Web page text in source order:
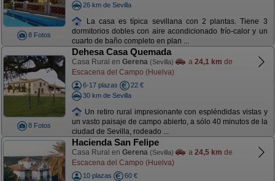
8 Fotos
26 km de Sevilla
La casa es típica sevillana con 2 plantas. Tiene 3
dormitorios dobles con aire acondicionado frío-calor y un
cuarto de baño completo en plan ...
8 Fotos
Dehesa Casa Quemada
Casa Rural en Gerena (Sevilla) a 24,1 km de
Escacena del Campo (Huelva)
6-17 plazas
22 €
30 km de Sevilla
Un retiro rural impresionante con espléndidas vistas y
un vasto paisaje de campo abierto, a sólo 40 minutos de la
ciudad de Sevilla, rodeado ...
Hacienda San Felipe
Casa Rural en Gerena (Sevilla) a 24,5 km de
Escacena del Campo (Huelva)
10 plazas
60 €